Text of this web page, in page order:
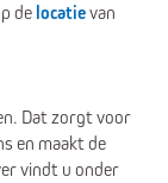
de locatievan
Dat zorgt voor
en maakt de
vindt u onder